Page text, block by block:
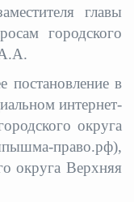
главы
городского
постановление в
интернет-
округа
право.рф),
округа Верхняя